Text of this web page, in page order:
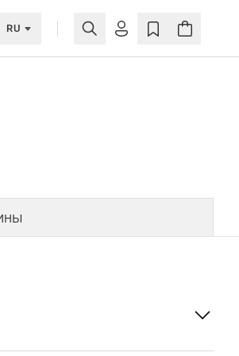
RU